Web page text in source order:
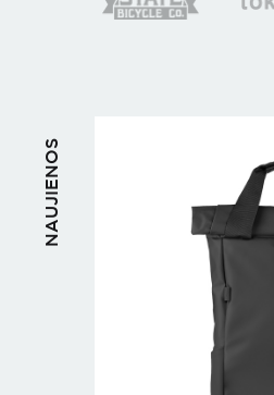
NAUJIENOS